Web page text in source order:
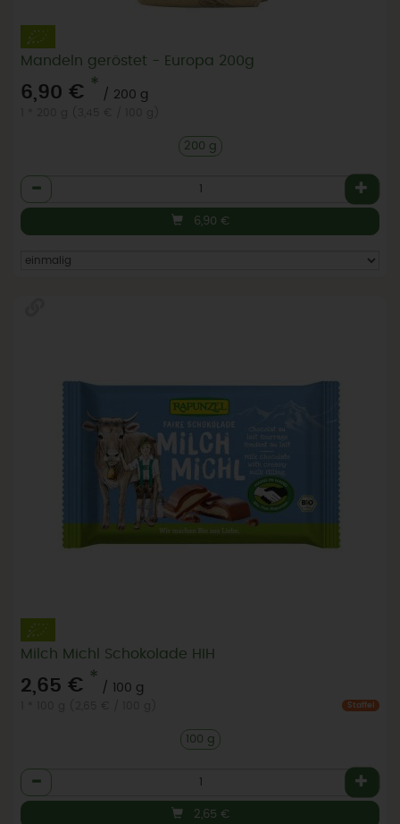
Mandeln geröstet - Europa 200g
6,90 € *
/ 200 g
200 g
Anzahl
6,90 €
Milch Michl Schokolade HIH
2,65 € *
/ 100 g
Staffel
100 g
Anzahl
2,65 €